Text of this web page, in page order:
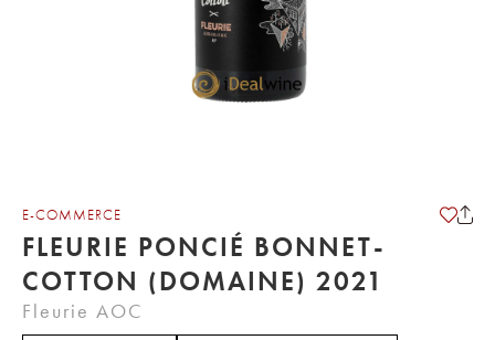
E-COMMERCE
FLEURIE PONCIÉ BONNET-
COTTON (DOMAINE) 2021
Fleurie AOC